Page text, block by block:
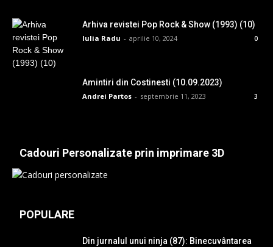
Arhiva revistei Pop Rock & Show (1993) (10)
Iulia Radu - aprilie 10, 2024 0
Amintiri din Costinesti (10.09.2023)
Andrei Partos - septembrie 11, 2023 3
Cadouri Personalizate prin imprimare 3D
POPULARE
Din jurnalul unui ninja (87): Binecuvântarea